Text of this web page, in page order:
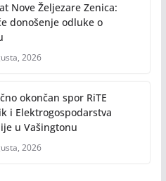
Nove Željezare Zenica:
donošenje odluke o
2026
okončan spor RiTE
i Elektrogospodarstva
u Vašingtonu
2026